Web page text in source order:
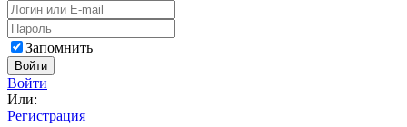
Запомнить
Войти
Войти
Или:
Регистрация